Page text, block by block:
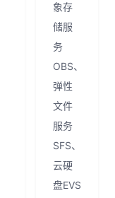
象存
储服
务
OBS、
弹性
文件
服务
SFS、
云硬
盘EVS